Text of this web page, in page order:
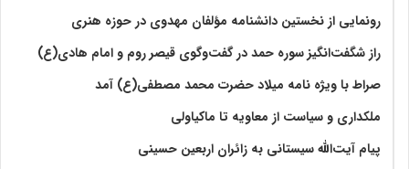
رونمایی از نخستین دانشنامه مؤلفان مهدوی در حوزه هنری
راز شگفت‌انگیز سوره حمد در گفت‌وگوی قیصر روم و امام هادی(ع)
صراط با ویژه نامه میلاد حضرت محمد مصطفی(ع) آمد
ملکداری و سیاست از معاویه تا ماکیاولی
پیام آیت‌الله سیستانی به زائران اربعین حسینی